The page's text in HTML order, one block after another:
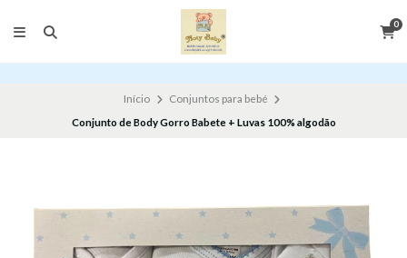
0
Início
Conjuntos para bebé
Conjunto de Body Gorro Babete + Luvas 100% algodão